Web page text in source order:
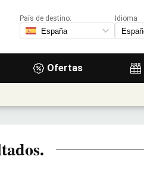
Ofertas
País de destino:
Idioma